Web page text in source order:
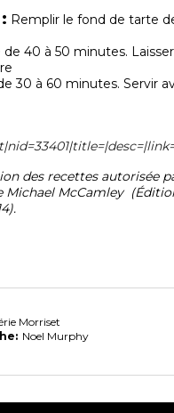
Remplir le fond de tarte
40 à 50 minutes.
30 à 60 minutes. Servir
des recettes autorisée
Michael McCamley
Morriset
Noel Murphy